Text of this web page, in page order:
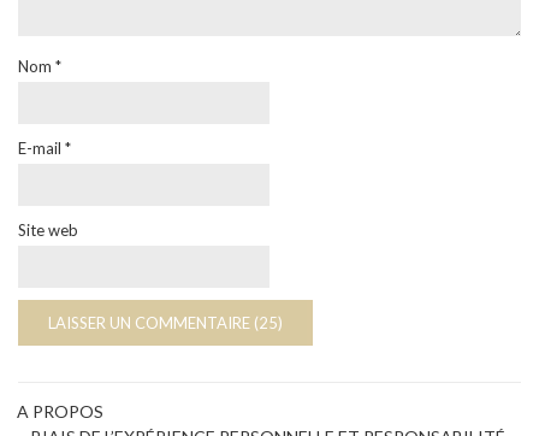
Nom *
E-mail *
Site web
A PROPOS